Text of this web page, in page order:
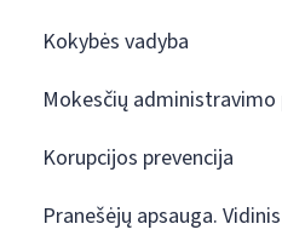
Kokybės vadyba
Mokesčių administravimo
Korupcijos prevencija
Pranešėjų apsauga.